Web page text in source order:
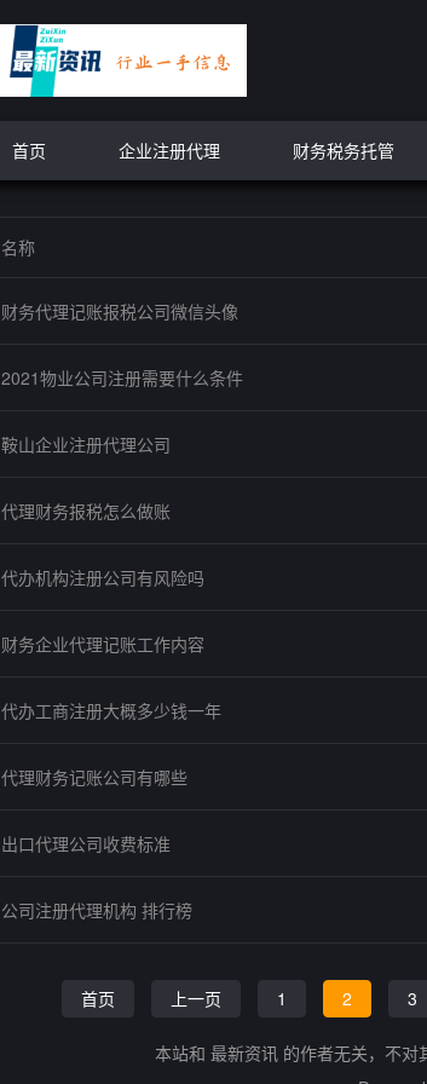
首页 企业注册代理 财务税务托管
名称
财务代理记账报税公司微信头像
2021物业公司注册需要什么条件
鞍山企业注册代理公司
代理财务报税怎么做账
代办机构注册公司有风险吗
财务企业代理记账工作内容
代办工商注册大概多少钱一年
代理财务记账公司有哪些
出口代理公司收费标准
公司注册代理机构 排行榜
首页 上一页 1 2 3
本站和 最新资讯 的作者无关，不对